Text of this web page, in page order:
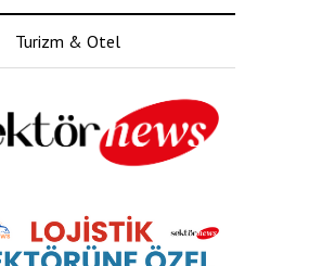
Turizm & Otel